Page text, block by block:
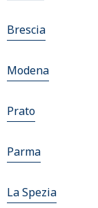
Brescia
Modena
Prato
Parma
La Spezia